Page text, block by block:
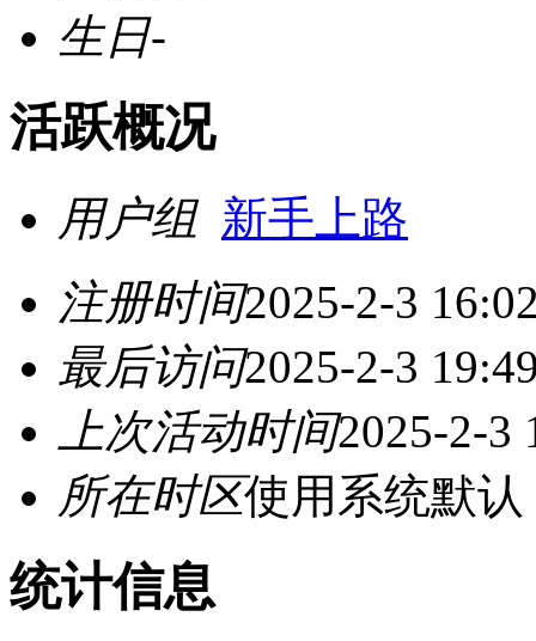
生日-
活跃概况
用户组 新手上路
注册时间2025-2-3
最后访问2025-2-3
上次活动时间2025-2-3
所在时区使用系统默认
统计信息